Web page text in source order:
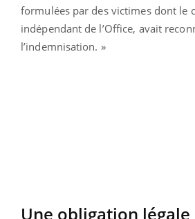
formulées par des victimes dont le
indépendant de l’Office, avait
l’indemnisation. »
Une obligation légale